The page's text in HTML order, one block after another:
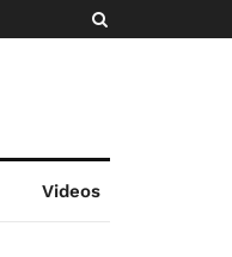
Videos